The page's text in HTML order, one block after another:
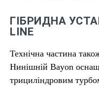
ГІБРИДНА
LINE
Технічна частина
Нинішній Bayon
трициліндровим